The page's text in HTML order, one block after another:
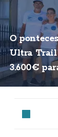
O
Ultra Trail
3.600€